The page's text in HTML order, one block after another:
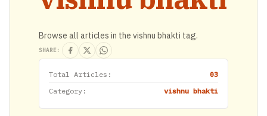
Browse all articles in the vishnu bhakti tag.
SHARE:
Total Articles:
03
Category:
vishnu bhakti